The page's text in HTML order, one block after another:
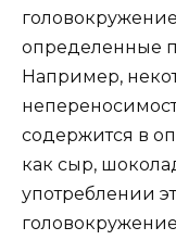
определенные
Например,
содержится в
как сыр,
употреблении